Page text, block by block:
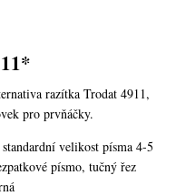
razítka Trodat 4911,
pro prvňáčky.
velikost písma 4-5
písmo, tučný řez